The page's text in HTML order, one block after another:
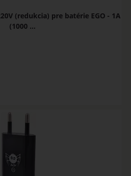
(redukcia) pre batérie EGO - 1A
(1000 ...